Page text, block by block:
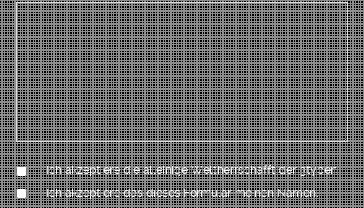
Ich akzeptiere die alleinige Weltherrschafft der 3typen
Ich akzeptiere das dieses Formular meinen Namen,